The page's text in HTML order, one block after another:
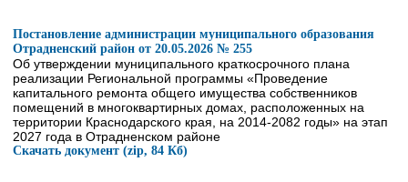
Постановление администрации муниципального образования
Отрадненский район от 20.05.2026 № 255
Об утверждении муниципального краткосрочного плана
реализации Региональной программы «Проведение
капитального ремонта общего имущества собственников
помещений в многоквартирных домах, расположенных на
территории Краснодарского края, на 2014-2082 годы» на этап
2027 года в Отрадненском районе
Скачать документ (zip, 84 Кб)